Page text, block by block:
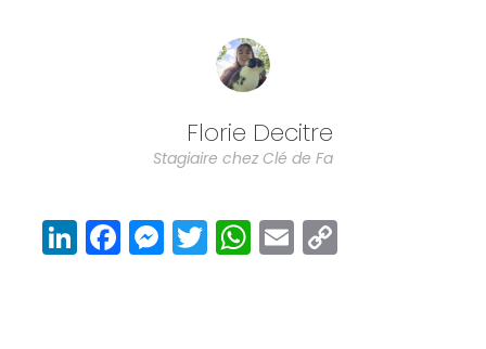
Florie Decitre
Stagiaire chez Clé de Fa
Li F
M T
W E